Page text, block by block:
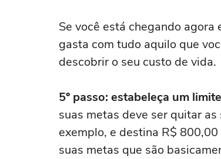
Se você está chegando agora
gasta com tudo aquilo que
descobrir o seu custo de vida.
5º passo: estabeleça um
suas metas deve ser quitar
exemplo, e destina R$
suas metas que são